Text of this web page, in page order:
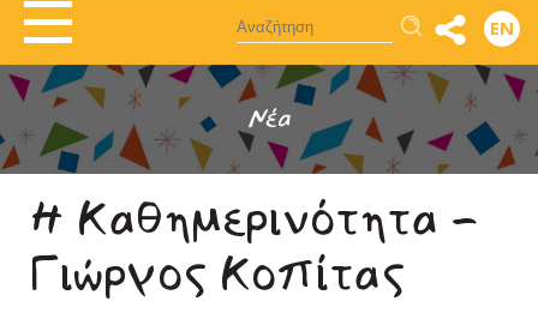
Αναζήτηση EN
Νέα
Η Καθημερινότητα -
Γιώργος Κοπίτας